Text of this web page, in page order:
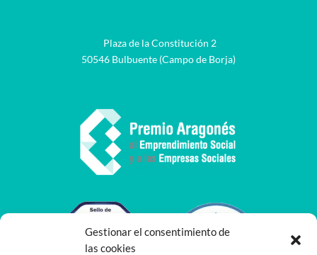
Gestionar el consentimiento de
las cookies
Plaza de la Constitución 2
50546 Bulbuente (Campo de Borja)